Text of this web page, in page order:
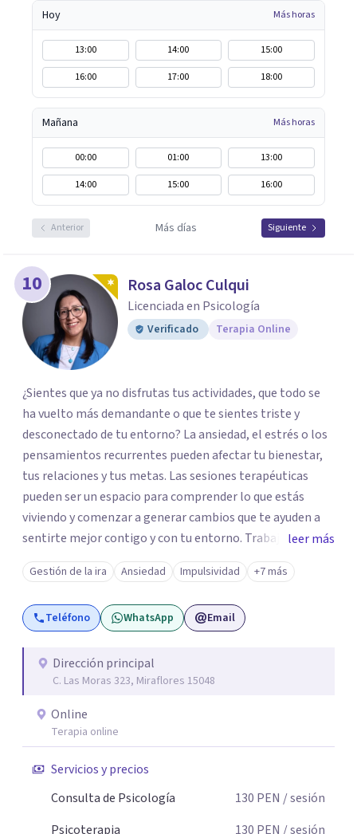
sinceramente la oportunidad de presentarme, y estoy
disponible para cualquier consulta o apoyo que necesites.
¡Espero tener la oportunidad de trabajar contigo y ser
parte de tu camino hacia una vida plena y significativa!
Hoy Más horas
13:00 14:00
15:00
16:00
17:00 18:00
Mañana Más horas
00:00 01:00
13:00
14:00
15:00 16:00
Anterior Más días Siguiente
10 Rosa Galoc Culqui
Licenciada en Psicología
Verificado Terapia Online
¿Sientes que ya no disfrutas tus actividades, que todo se
ha vuelto más demandante o que te sientes triste y
desconectado de tu entorno? La ansiedad, el estrés o los
pensamientos recurrentes pueden afectar tu bienestar,
tus relaciones y tus metas. Las sesiones terapéuticas
pueden ser un espacio para comprender lo que estás
viviendo y comenzar a generar cambios que te ayuden a
sentirte mejor contigo y con tu entorno. Trabajo desde
un enfoque integrador con técnicas Cognitivo-
Conductuales, Arteterapia Gestalt y Terapia de Familia y
Pareja, adaptando cada proceso a tus necesidades.
Acompaño a adultos que atraviesan ansiedad, depresión,
motivación y otras situaciones que interfieren en su vida
personal, familiar, laboral o social. Si deseas iniciar este
leer más
Gestión de la ira Ansiedad Impulsividad +7 más
Teléfono WhatsApp Email
Dirección principal
C. Las Moras 323, Miraflores 15048
Online
Terapia online
Servicios y precios
Consulta de Psicología
130 PEN / sesión
Psicoterapia
130 PEN / sesión